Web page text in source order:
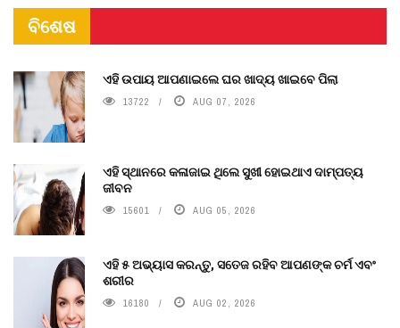
ବିଶେଷ
ଏହି ଉପାୟ ଆପଣାଇଲେ ଘର ଖାଦ୍ୟ ଖାଇବେ ପିଲା
13722 AUG 07, 2026
ଏହି ସ୍ଥାନରେ କଳାଜାଇ ଥିଲେ ସୁଖୀ ହୋଇଥାଏ ଦାମ୍ପତ୍ୟ
ଜୀବନ
15601 AUG 05, 2026
ଏହି ୫ ଅଭ୍ୟାସ କରନ୍ତୁ, ସତେଜ ରହିବ ଆପଣଙ୍କ ଚର୍ମ ଏବଂ
ଶରୀର
16180 AUG 02, 2026